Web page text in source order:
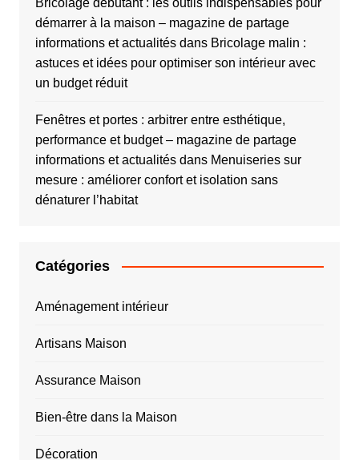
Bricolage débutant : les outils indispensables pour
démarrer à la maison – magazine de partage
informations et actualitésdans Bricolage malin :
astuces et idées pour optimiser son intérieur avec
un budget réduit
Fenêtres et portes : arbitrer entre esthétique,
performance et budget – magazine de partage
informations et actualitésdans Menuiseries sur
mesure : améliorer confort et isolation sans
dénaturer l’habitat
Catégories
Aménagement intérieur
Artisans Maison
Assurance Maison
Bien-être dans la Maison
Décoration